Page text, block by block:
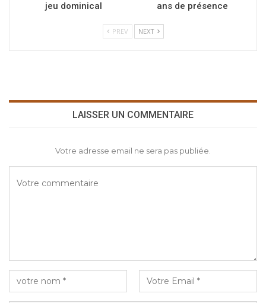
jeu dominical
ans de présence
PREV NEXT
LAISSER UN COMMENTAIRE
Votre adresse email ne sera pas publiée.